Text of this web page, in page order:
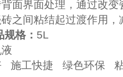
面界面处理，通过改变
之间粘结起过渡作用，
规格： 5L
施工快捷 绿色环保